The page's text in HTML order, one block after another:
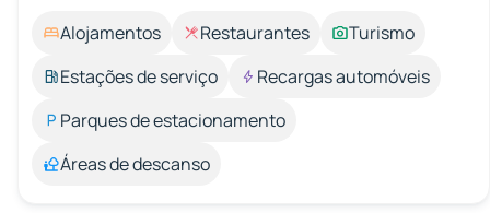
Alojamentos Restaurantes
Turismo
Estações de serviço
Recargas automóveis
Parques de estacionamento
Áreas de descanso